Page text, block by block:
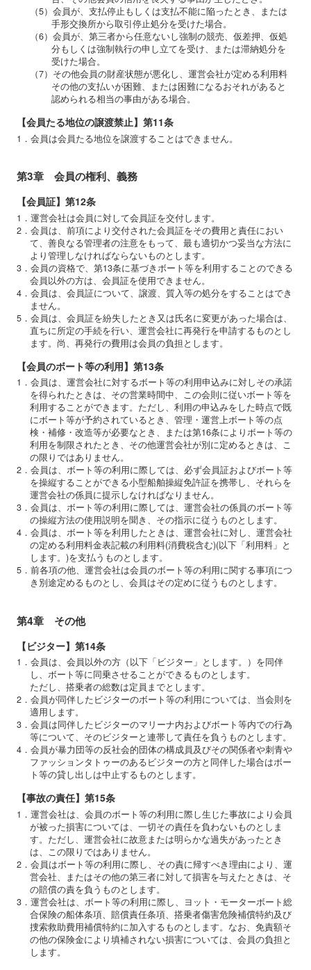
（5）会員が、支払停止もしくは支払不能に陥ったとき、または
手形交換所から取引停止処分を受けた場合。
（6）会員が、第三者から任意ないし強制の競売、仮差押、仮処
分もしくは強制執行の申し立てを受け、または滞納処分を
受けた場合。
（7）その他会員の財産状態が悪化し、運営会社が定める利用料
その他の支払いが困難、または困難になるおそれがあると
認められる相当の事由がある場合。
【会員たる地位の譲渡禁止】第11条
1．会員は会員たる地位を譲渡することはできません。
第3章 会員の権利、義務
【会員証】第12条
1．運営会社は会員に対して会員証を交付します。
2．会員は、前項により交付された会員証をその費用と責任におい
て、善良なる管理者の注意をもって、最も適切かつ妥当な方法に
より管理しなければならないものとします。
3．会員の資格で、第13条に基づきボート等を利用することのできる
会員以外の方は、会員証を使用できません。
4．会員は、会員証について、譲渡、質入等の処分をすることはでき
ません。
5．会員は、会員証を紛失したとき又は氏名に変更があった場合は、
直ちに所定の手続を行い、運営会社に再発行を申請するものとし
ます。尚、再発行の費用は会員の負担とします。
【会員のボート等の利用】第13条
1．会員は、運営会社に対するボート等の利用申込みに対しその承諾
を得られたときは、その営業時間中、この会則に従いボート等を
利用することができます。ただし、利用の申込みをした時点で既
にボート等が予約されているとき、管理・運営上ボート等の点
検・補修・改造等が必要なとき、または第16条によりボート等の
利用を制限されたとき、その他運営会社が別に定めるときは、こ
の限りではありません。
2．会員は、ボート等の利用に際しては、必ず会員証およびボート等
を操縦することができる小型船舶操縦免許証を携帯し、それらを
運営会社の係員に提示しなければなりません。
3．会員は、ボート等の利用に際しては、運営会社の係員のボート等
の操縦方法の使用説明を聞き、その指示に従うものとします。
4．会員は、ボート等を利用したときは、運営会社に対し、運営会社
の定める利用料金表記載の利用料(消費税含む)(以下「利用料」と
します。)を支払うものとします。
5．前各項の他、運営会社は会員のボート等の利用に関する事項につ
き別途定めるものとし、会員はその定めに従うものとします。
第4章 その他
【ビジター】第14条
1．会員は、会員以外の方（以下「ビジター」とします。）を同伴
し、ボート等に同乗させることができるものとします。
ただし、搭乗者の総数は定員までとします。
2．会員が同伴したビジターのボート等の利用については、当会則を
適用します。
3．会員は同伴したビジターのマリーナ内およびボート等内での行為
等について、そのビジターと連帯して責任を負うものとします。
4．会員が暴力団等の反社会的団体の構成員及びその関係者や刺青や
ファッションタトゥーのあるビジターの方と同伴した場合はボー
ト等の貸し出しは中止するものとします。
【事故の責任】第15条
1．運営会社は、会員のボート等の利用に際し生じた事故により会員
が被った損害については、一切その責任を負わないものとしま
す。ただし、運営会社に故意または明らかな過失があったとき
は、この限りではありません。
2．会員はボート等の利用に際し、その責に帰すべき理由により、運
営会社、またはその他の第三者に対して損害を与えたときは、そ
の賠償の責を負うものとします。
3．運営会社は、ボート等の利用に際し、ヨット・モーターボート総
合保険の船体条項、賠償責任条項、搭乗者傷害危険補償特約及び
捜索救助費用補償特約に加入するものとします。なお、免責額そ
の他の保険金により填補されない損害については、会員の負担と
します。